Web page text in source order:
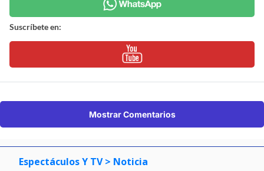
Suscríbete en:
Mostrar Comentarios
Espectáculos Y TV > Noticia